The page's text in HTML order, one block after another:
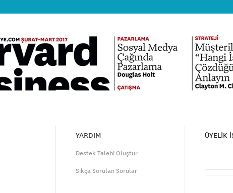
YARDIM
Destek Talebi Oluştur
Sıkça Sorulan Sorular
ÜYELİK